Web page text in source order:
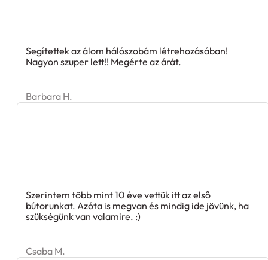
Segítettek az álom hálószobám létrehozásában!
Nagyon szuper lett!! Megérte az árát.
Barbara H.
Szerintem több mint 10 éve vettük itt az első
bútorunkat. Azóta is megvan és mindig ide jövünk, ha
szükségünk van valamire. :)
Csaba M.